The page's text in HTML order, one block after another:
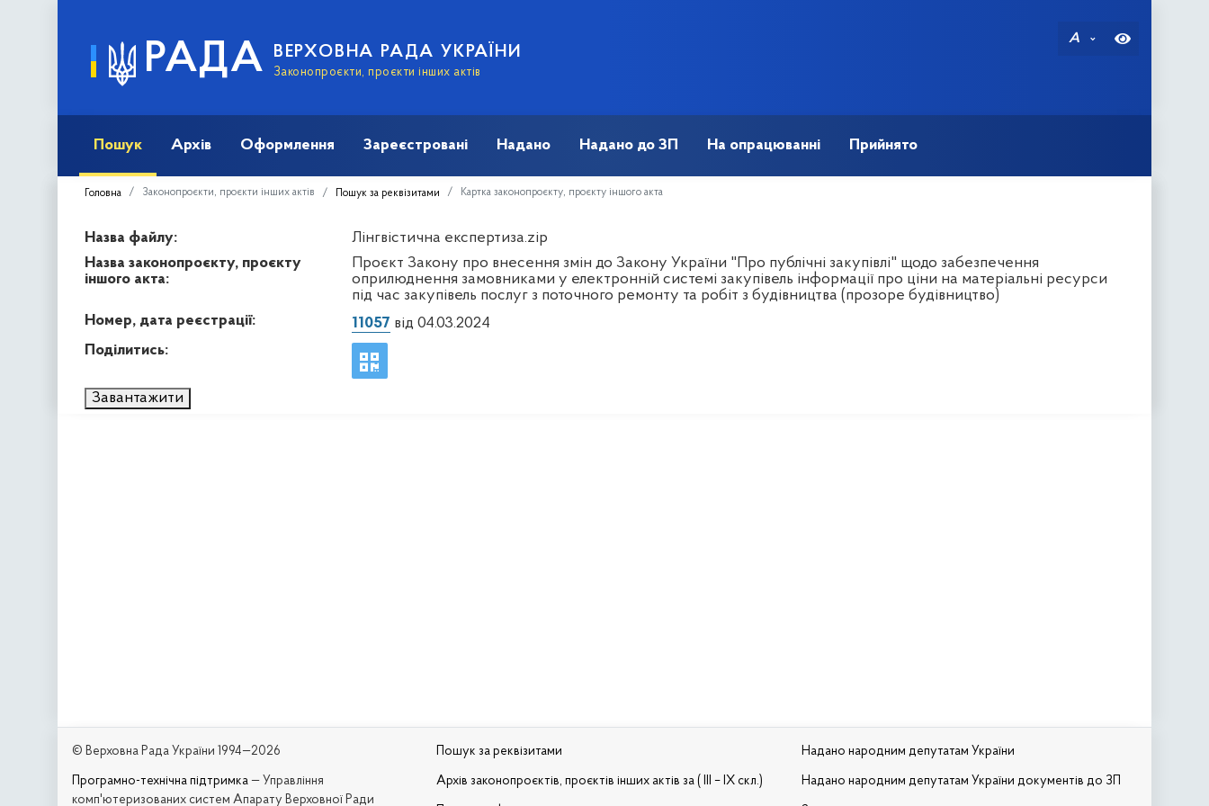
РАДА ВЕРХОВНА РАДА УКРАЇНИ
Законопроєкти, проєкти інших актів
A
Пошук Архів Оформлення Зареєстровані Надано Надано до ЗП На опрацюванні Прийнято
Головна Законопроєкти, проєкти інших актів Пошук за реквізитами Картка законопроєкту, проєкту іншого акта
Назва файлу:
Лінгвістична експертиза.zip
Назва законопроєкту, проєкту
іншого акта:
Проєкт Закону про внесення змін до Закону України "Про публічні закупівлі" щодо забезпечення
оприлюднення замовниками у електронній системі закупівель інформації про ціни на матеріальні ресурси
під час закупівель послуг з поточного ремонту та робіт з будівництва (прозоре будівництво)
Номер, дата реєстрації:
11057 від 04.03.2024
Поділитись:
Завантажити
© Верховна Рада України 1994—2026
Програмно-технічна підтримка — Управління
комп'ютеризованих систем Апарату Верховної Ради
Пошук за реквізитами
Архів законопроєктів, проєктів інших актів за ( III – IX скл.)
Надано народним депутатам України
Надано народним депутатам України документів до ЗП